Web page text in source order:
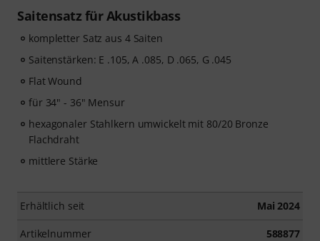
Saitensatz für Akustikbass
kompletter Satz aus 4 Saiten
Saitenstärken: E .105, A .085, D .065, G .045
Flat Wound
für 34" - 36" Mensur
hexagonaler Stahlkern umwickelt mit 80/20 Bronze
Flachdraht
mittlere Stärke
Erhältlich seit Mai 2024
Artikelnummer 588877